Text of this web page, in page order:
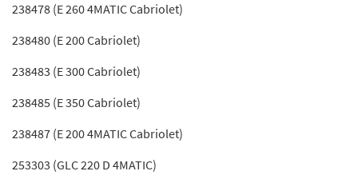
238478 (E 260 4MATIC Cabriolet)
238480 (E 200 Cabriolet)
238483 (E 300 Cabriolet)
238485 (E 350 Cabriolet)
238487 (E 200 4MATIC Cabriolet)
253303 (GLC 220 D 4MATIC)